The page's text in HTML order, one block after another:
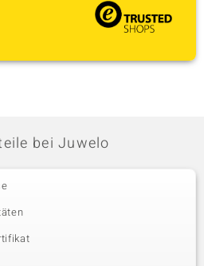
bei Juwelo